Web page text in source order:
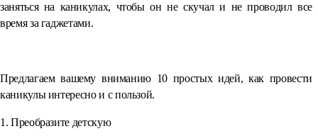
заняться на каникулах, чтобы он не скучал и не проводил все
время за гаджетами.
Предлагаем вашему вниманию 10 простых идей, как провести
каникулы интересно и с пользой.
1. Преобразите детскую